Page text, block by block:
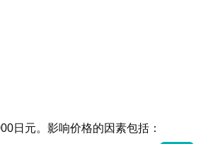
日元。影响价格的因素包括：